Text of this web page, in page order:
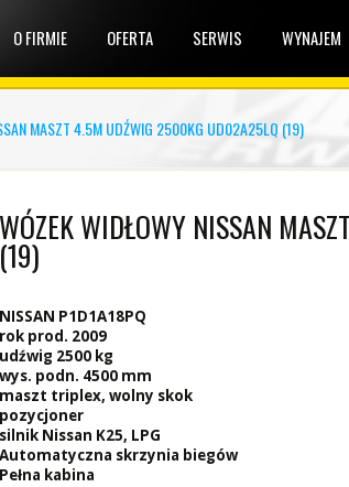
O FIRMIE OFERTA SERWIS WYNAJEM
MASZT 4.5M UDŹWIG 2500KG UD02A25LQ (19)
WÓZEK WIDŁOWY NISSAN
(19)
NISSAN P1D1A18PQ
rok prod. 2009
udźwig 2500 kg
wys. podn. 4500 mm
maszt triplex, wolny skok
pozycjoner
silnik Nissan K25, LPG
Automatyczna skrzynia biegów
Pełna kabina